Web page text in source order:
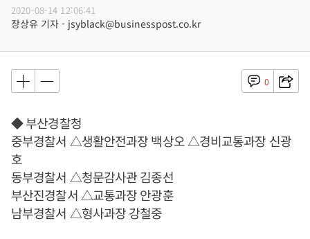
2020-08-14 12:06:41
장상유 기자 - jsyblack@businesspost.co.kr
0
◆ 부산경찰청
중부경찰서 △생활안전과장 백상오 △경비교통과장 신광
호
동부경찰서 △청문감사관 김종선
부산진경찰서 △교통과장 안광훈
남부경찰서 △형사과장 강철중